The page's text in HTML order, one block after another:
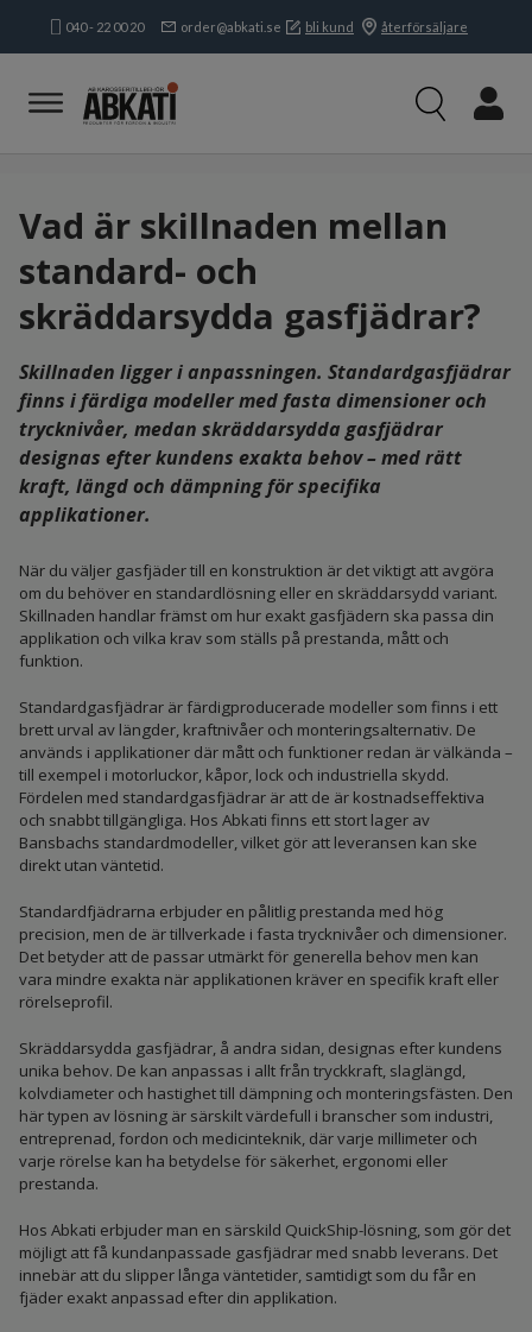
040 - 22 00 20 order@abkati.se bli kund återförsäljare
Produkter
Kampanjer
Kundservice & Kontakt
Om oss
Öppettider:
Mån-tors:8.15-16.30Fre:8.15-
Vad är skillnaden mellan
standard- och
skräddarsydda gasfjädrar?
Skillnaden ligger i anpassningen. Standardgasfjädrar
finns i färdiga modeller med fasta dimensioner och
trycknivåer, medan skräddarsydda gasfjädrar
designas efter kundens exakta behov – med rätt
kraft, längd och dämpning för specifika
applikationer.
När du väljer gasfjäder till en konstruktion är det viktigt att avgöra
om du behöver en standardlösning eller en skräddarsydd variant.
Skillnaden handlar främst om hur exakt gasfjädern ska passa din
applikation och vilka krav som ställs på prestanda, mått och
funktion.
Standardgasfjädrar är färdigproducerade modeller som finns i ett
brett urval av längder, kraftnivåer och monteringsalternativ. De
används i applikationer där mått och funktioner redan är välkända –
till exempel i motorluckor, kåpor, lock och industriella skydd.
Fördelen med standardgasfjädrar är att de är kostnadseffektiva
och snabbt tillgängliga. Hos Abkati finns ett stort lager av
Bansbachs standardmodeller, vilket gör att leveransen kan ske
direkt utan väntetid.
Standardfjädrarna erbjuder en pålitlig prestanda med hög
precision, men de är tillverkade i fasta trycknivåer och dimensioner.
Det betyder att de passar utmärkt för generella behov men kan
vara mindre exakta när applikationen kräver en specifik kraft eller
rörelseprofil.
Skräddarsydda gasfjädrar, å andra sidan, designas efter kundens
unika behov. De kan anpassas i allt från tryckkraft, slaglängd,
kolvdiameter och hastighet till dämpning och monteringsfästen. Den
här typen av lösning är särskilt värdefull i branscher som industri,
entreprenad, fordon och medicinteknik, där varje millimeter och
varje rörelse kan ha betydelse för säkerhet, ergonomi eller
prestanda.
Hos Abkati erbjuder man en särskild QuickShip-lösning, som gör det
möjligt att få kundanpassade gasfjädrar med snabb leverans. Det
innebär att du slipper långa väntetider, samtidigt som du får en
fjäder exakt anpassad efter din applikation.